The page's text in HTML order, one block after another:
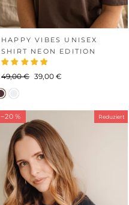
HAPPY VIBES UNISEX
SHIRT NEON EDITION
Normaler
Preis
49,00 € Sonderpreis
39,00 €
−20 % Reduziert